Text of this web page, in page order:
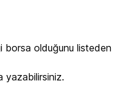
borsa olduğunu listeden
yazabilirsiniz.